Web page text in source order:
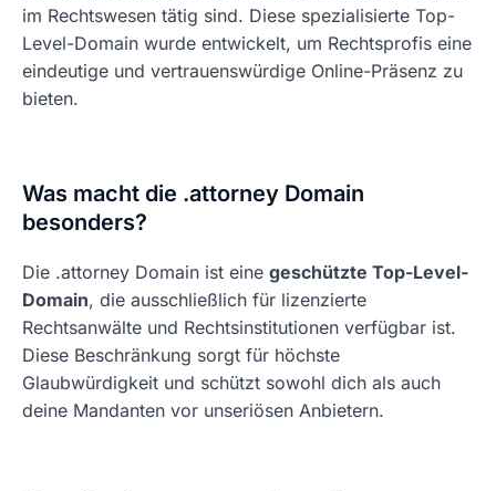
im Rechtswesen tätig sind. Diese spezialisierte Top-
Level-Domain wurde entwickelt, um Rechtsprofis eine
eindeutige und vertrauenswürdige Online-Präsenz zu
bieten.
Was macht die .attorney Domain
besonders?
Die .attorney Domain ist eine geschützte Top-Level-
Domain, die ausschließlich für lizenzierte
Rechtsanwälte und Rechtsinstitutionen verfügbar ist.
Diese Beschränkung sorgt für höchste
Glaubwürdigkeit und schützt sowohl dich als auch
deine Mandanten vor unseriösen Anbietern.